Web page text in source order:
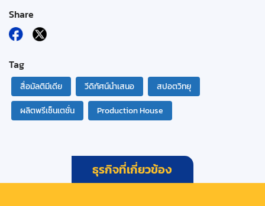
Share
Tag
สื่อมัลติมีเดีย วีดิทัศน์นำเสนอ
สปอตวิทยุ
ผลิตพรีเซ็นเตชั่น
Production House
ธุรกิจที่เกี่ยวข้อง